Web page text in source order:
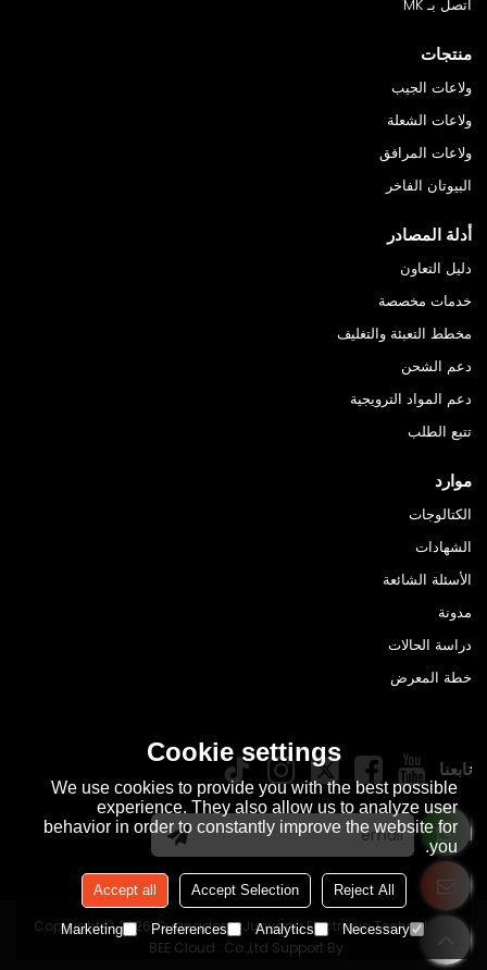
اتصل بـ MK
منتجات
ولاعات الجيب
ولاعات الشعلة
ولاعات المرافق
البيوتان الفاخر
أدلة المصادر
دليل التعاون
خدمات مخصصة
مخطط التعبئة والتغليف
دعم الشحن
دعم المواد الترويجية
تتبع الطلب
موارد
الكتالوجات
الشهادات
الأسئلة الشائعة
مدونة
دراسة الحالات
خطة المعرض
تابعنا
اشتراك
Copyright © 2026Guangdong Junyang Electronic Technology
Co.,Ltd Support By
BEE Cloud
Cookie settings
We use cookies to provide you with the best possible
experience. They also allow us to analyze user
behavior in order to constantly improve the website for
you.
Reject All
Accept Selection
Accept all
Necessary
Analytics
Preferences
Marketing